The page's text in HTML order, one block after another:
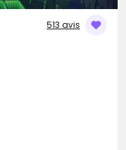
513 avis